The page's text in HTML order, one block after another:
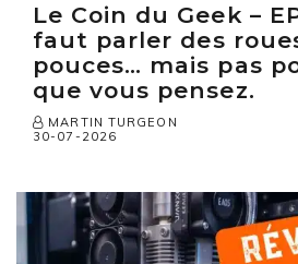
Le Coin du Geek –
faut parler des
pouces… mais pas
que vous pensez.
MARTIN TURGEON
30-07-2026